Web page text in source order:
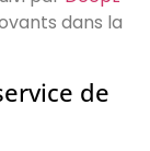
dans la
de